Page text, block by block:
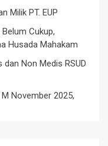
Milik PT. EUP
Cukup,
Husada Mahakam
dan Non Medis RSUD
November 2025,